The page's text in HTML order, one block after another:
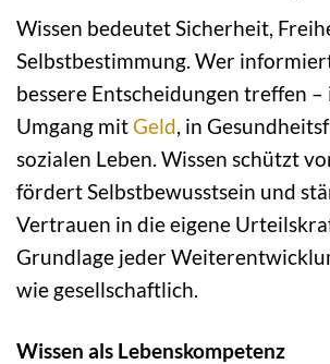
Wissen bedeutet Sicherheit,
Selbstbestimmung. Wer
bessere Entscheidungen treffen –
Umgang mitGeld, in
sozialen Leben. Wissen schützt
fördert Selbstbewusstsein und
Vertrauen in die eigene
Grundlage jeder
wie gesellschaftlich.
Wissen als Lebenskompetenz